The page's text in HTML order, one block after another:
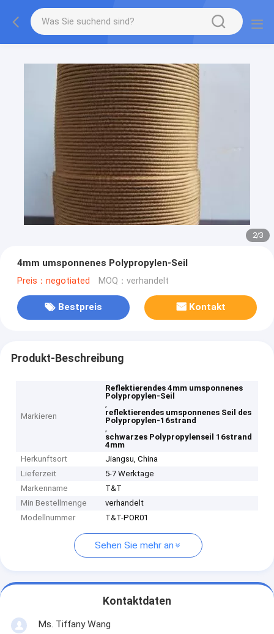
2/3
4mm umsponnenes Polypropylen-Seil
Preis：negotiated MOQ：verhandelt
Bestpreis Kontakt
Produkt-Beschreibung
Markieren
Reflektierendes 4mm umsponnenes
Polypropylen-Seil
,
reflektierendes umsponnenes Seil des
Polypropylen-16strand
,
schwarzes Polypropylenseil 16strand
4mm
Herkunftsort
Jiangsu, China
Lieferzeit
5-7 Werktage
Markenname
T&T
Min Bestellmenge
verhandelt
Modellnummer
T&T-POR01
Sehen Sie mehr an
Kontaktdaten
Ms. Tiffany Wang